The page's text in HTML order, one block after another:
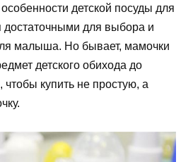
детской посуды для
достаточными для выбора и
малыша. Но бывает, мамочки
детского обихода до
купить не простую, а